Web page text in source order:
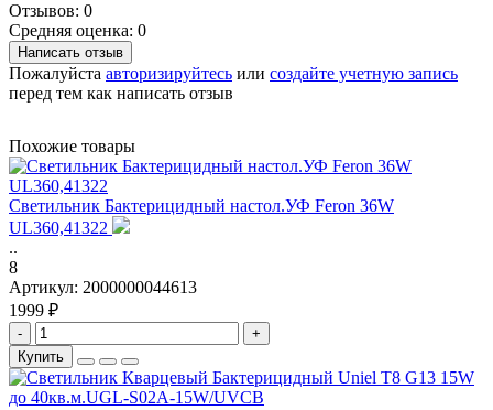
Отзывов: 0
Средняя оценка: 0
Написать отзыв
Пожалуйста авторизируйтесь или создайте учетную запись
перед тем как написать отзыв
Похожие товары
Светильник Бактерицидный настол.УФ Feron 36W
UL360,41322
..
8
Артикул: 2000000044613
1999 ₽
-
+
Купить